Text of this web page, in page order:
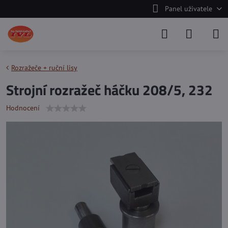
Panel uživatele
Rozražeče + ruční lisy
Strojní rozražeč háčku 208/5, 232
Hodnocení